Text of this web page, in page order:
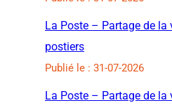
La Poste – Partage de la
postiers
Publié le : 31-07-2026
La Poste – Partage de la